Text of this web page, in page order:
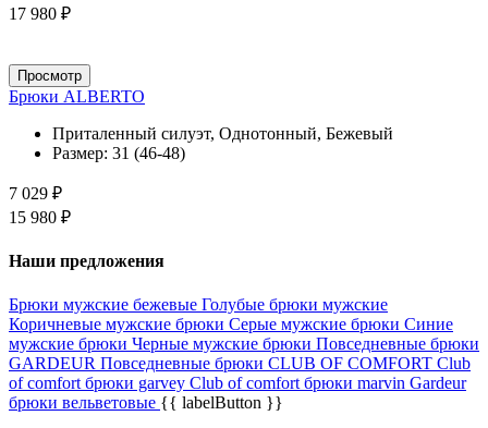
17 980 ₽
Просмотр
Брюки ALBERTO
Приталенный силуэт, Однотонный, Бежевый
Размер: 31 (46-48)
7 029 ₽
15 980 ₽
Наши предложения
Брюки мужские бежевые Голубые брюки мужские
Коричневые мужские брюки Серые мужские брюки Синие
мужские брюки Черные мужские брюки Повседневные брюки
GARDEUR Повседневные брюки CLUB OF COMFORT Club
of comfort брюки garvey Club of comfort брюки marvin Gardeur
брюки вельветовые {{ labelButton }}